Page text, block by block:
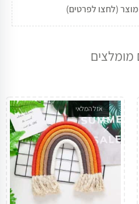
(לחצו לפרטים)
מומלצים
אזל המלאי